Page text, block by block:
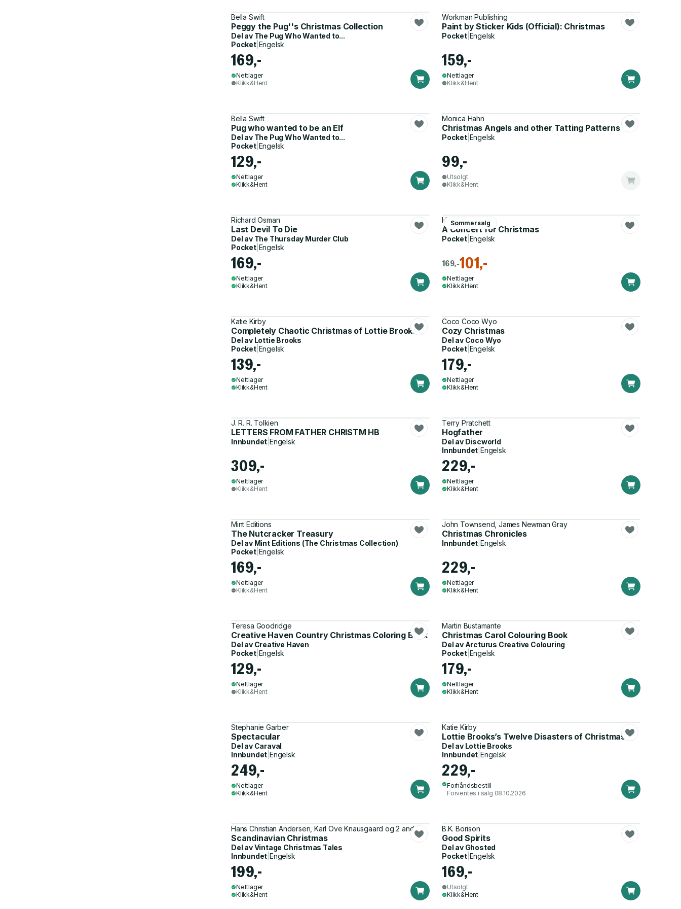
Bella Swift
Peggy the Pug''s Christmas Collection
Del av The Pug Who Wanted to...
Pocket| Engelsk
169,-
Nettlager
Klikk&Hent
Workman Publishing
Paint by Sticker Kids (Official): Christmas
Pocket| Engelsk
159,-
Nettlager
Klikk&Hent
Bella Swift
Pug who wanted to be an Elf
Del av The Pug Who Wanted to...
Pocket| Engelsk
129,-
Nettlager
Klikk&Hent
Monica Hahn
Christmas Angels and other Tatting Patterns
Pocket| Engelsk
99,-
Utsolgt
Klikk&Hent
Richard Osman
Last Devil To Die
Del av The Thursday Murder Club
Pocket| Engelsk
169,-
Nettlager
Klikk&Hent
Sommersalg
Helen Hawkins
A Concert for Christmas
Pocket| Engelsk
169,-101,-
Nettlager
Klikk&Hent
Katie Kirby
Completely Chaotic Christmas of Lottie Brooks
Del av Lottie Brooks
Pocket| Engelsk
139,-
Nettlager
Klikk&Hent
Coco Coco Wyo
Cozy Christmas
Del av Coco Wyo
Pocket| Engelsk
179,-
Nettlager
Klikk&Hent
J. R. R. Tolkien
LETTERS FROM FATHER CHRISTM HB
Innbundet |Engelsk
309,-
Nettlager
Klikk&Hent
Terry Pratchett
Hogfather
Del av Discworld
Innbundet |Engelsk
229,-
Nettlager
Klikk&Hent
Mint Editions
The Nutcracker Treasury
Del av Mint Editions (The Christmas Collection)
Pocket| Engelsk
169,-
Nettlager
Klikk&Hent
John Townsend, James Newman Gray
Christmas Chronicles
Innbundet |Engelsk
229,-
Nettlager
Klikk&Hent
Teresa Goodridge
Creative Haven Country Christmas Coloring Book
Del av Creative Haven
Pocket| Engelsk
129,-
Nettlager
Klikk&Hent
Martin Bustamante
Christmas Carol Colouring Book
Del av Arcturus Creative Colouring
Pocket| Engelsk
179,-
Nettlager
Klikk&Hent
Stephanie Garber
Spectacular
Del av Caraval
Innbundet |Engelsk
249,-
Nettlager
Klikk&Hent
Katie Kirby
Lottie Brooks’s Twelve Disasters of Christmas
Del av Lottie Brooks
Innbundet |Engelsk
229,-
Forhåndsbestill
Forventes i salg 08.10.2026
Hans Christian Andersen, Karl Ove Knausgaard og 2 andre
Scandinavian Christmas
Del avVintage Christmas Tales
Innbundet |Engelsk
199,-
Nettlager
Klikk&Hent
B.K. Borison
Good Spirits
Del av Ghosted
Pocket| Engelsk
169,-
Utsolgt
Klikk&Hent